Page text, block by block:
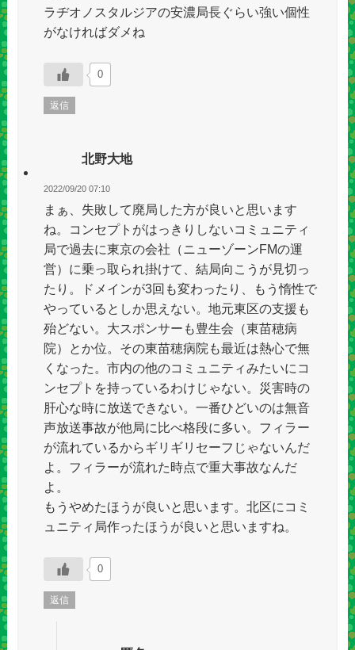
ラヂオノスタルジアの安濃局長ぐらい強い個性
がなければダメね
0
返信
北野大地
2022/09/20 07:10
まぁ、失敗して廃局した方が良いと思います
ね。コンセプトがはっきりしないコミュニティ
局で過去に東京の会社（ニューゾーンFMの運
営）に乗っ取られ掛けて、結局向こうが見切っ
たり。ドメインが3回も変わったり、もう惰性で
やっているとしか思えない。地元東区の支援も
殆どない。大スポンサーも豊生会（東苗穂病
院）とか位。その東苗穂病院も最近は熱心で無
くなった。市内の他のコミュニティみたいにコ
ンセプトを持っているわけじゃない。災害時の
肝心な時に放送できない。一番ひどいのは無音
声放送事故が他局に比べ格段に多い。フィラー
が流れているからギリギリセーフじゃないんだ
よ。フィラーが流れた時点で重大事故なんだ
よ。
もうやめたほうが良いと思います。北区にコミ
ュニティ局作ったほうが良いと思いますね。
0
返信